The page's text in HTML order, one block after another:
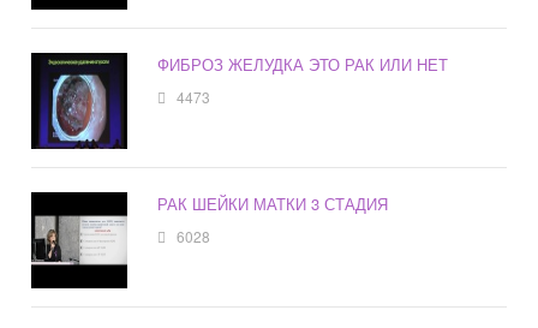
ФИБРОЗ ЖЕЛУДКА ЭТО РАК ИЛИ НЕТ
4473
РАК ШЕЙКИ МАТКИ 3 СТАДИЯ
6028